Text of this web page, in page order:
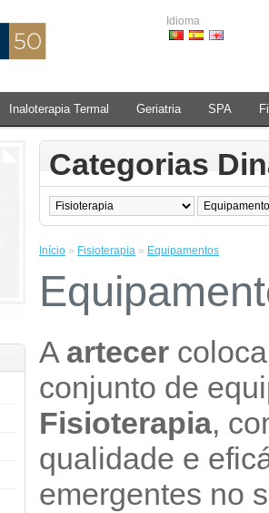
Idioma
Inaloterapia Termal Geriatria SPA
Categorias
Início » Fisioterapia » Equipamentos
A artecer
conjunto de
Fisioterapia,
qualidade e
emergentes no